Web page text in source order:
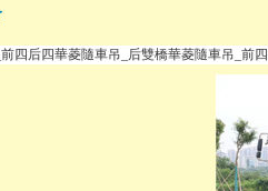
四后四華菱隨車吊_后雙橋華菱隨車吊_前四